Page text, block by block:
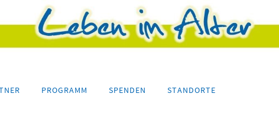
PROGRAMM SPENDEN STANDORTE